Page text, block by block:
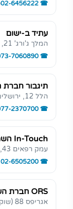
02-6456222
עתיד ב-ישום
המלך ג'ורג' 21, ירושלים
7060890
תיגבור
הלל 12, ירושלים
2370700
In-Touch השמת בכירים
עמק רפאים 43, ירושלים
02-6505200
ORS חברת השמה
אגריפס 88 (שוק קניון, קומה 1), ירושלים